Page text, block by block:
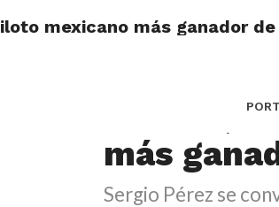
mexicano más ganador de
‘Checo’,
más
Sergio Pérez se